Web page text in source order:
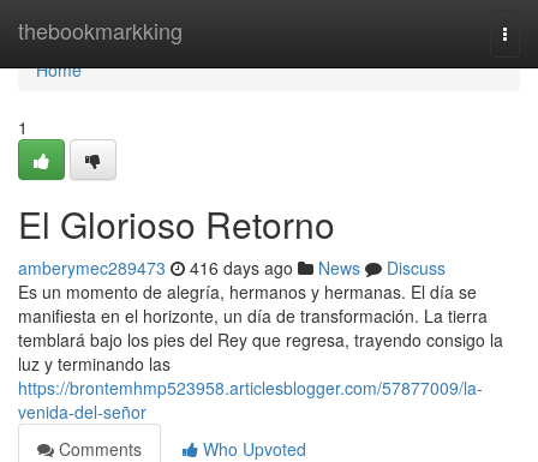
thebookmarkking
Home
Home
1
El Glorioso Retorno
amberymec289473 416 days ago News
Discuss
Es un momento de alegría, hermanos y hermanas. El día se
manifiesta en el horizonte, un día de transformación. La tierra
temblará bajo los pies del Rey que regresa, trayendo consigo la
luz y terminando las
https://brontemhmp523958.articlesblogger.com/57877009/la-
venida-del-señor
Comments
Who Upvoted